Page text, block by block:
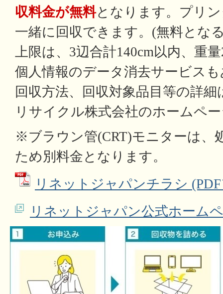
収料金が無料となります。プリ
一緒に回収できます。(無料とな
上限は、3辺合計140cm以内、重
個人情報のデータ消去サービス
回収方法、回収対象品目等の詳
リサイクル株式会社のホームペ
※ブラウン管(CRT)モニターは、
ため別料金となります。
リネットジャパンチラシ
リネットジャパン公式ホーム